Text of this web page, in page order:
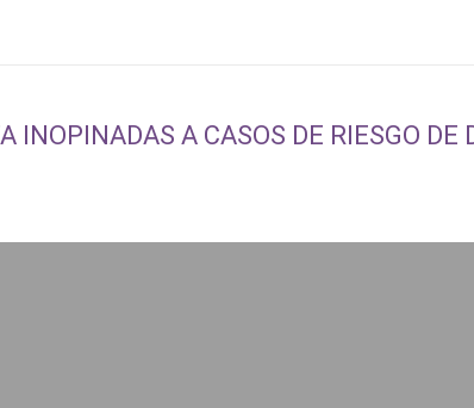
INOPINADAS A CASOS DE RIESGO DE